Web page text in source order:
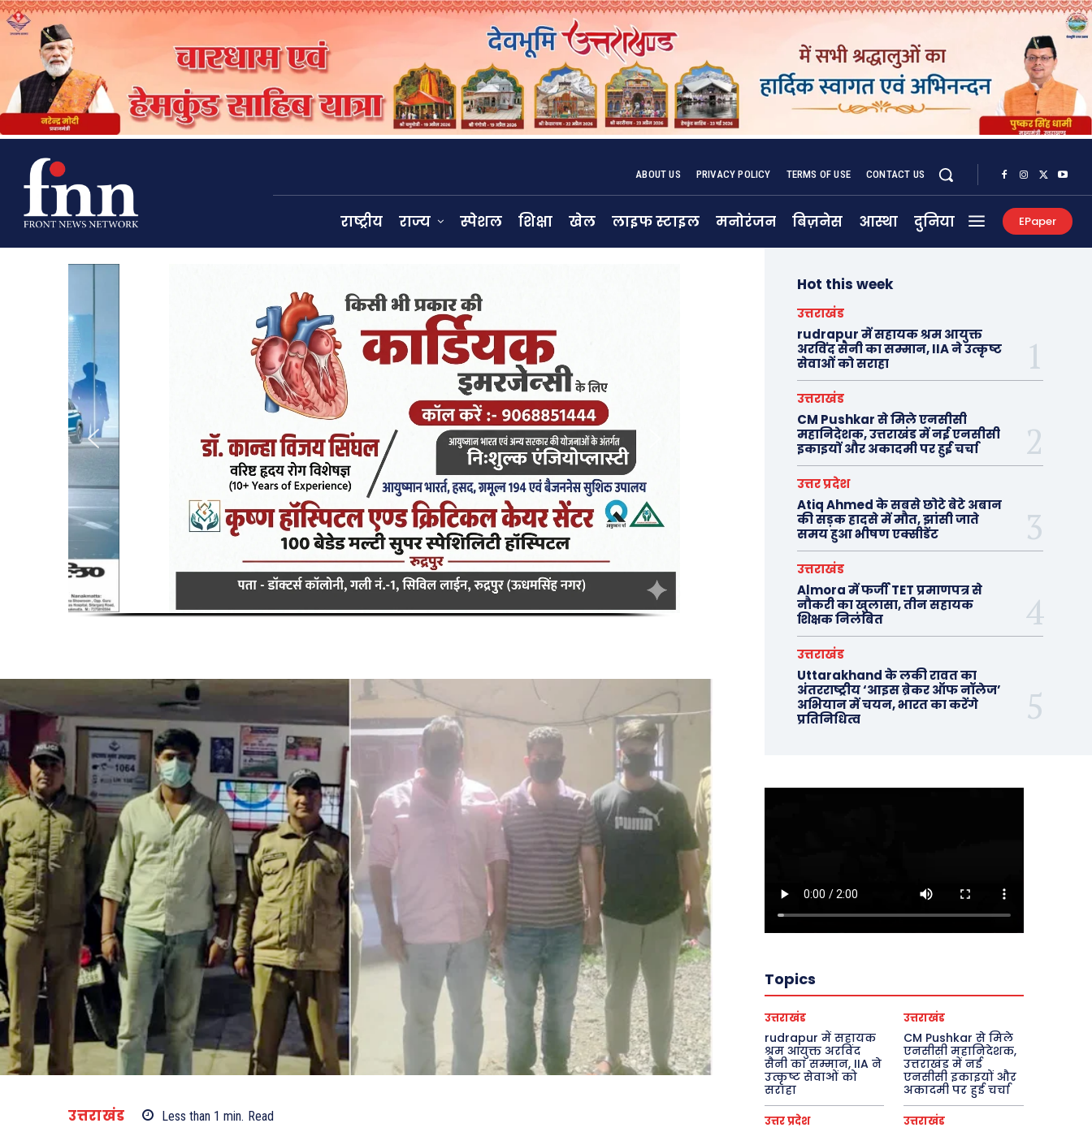
ABOUT US PRIVACY POLICY TERMS OF USE CONTACT US
राष्ट्रीय राज्य स्पेशल शिक्षा खेल लाइफ स्टाइल मनोरंजन बिज़नेस आस्था दुनिया EPaper
उत्तराखंड Less than 1 min. Read
Hot this week
उत्तराखंड
rudrapur में सहायक श्रम आयुक्त
अरविंद सैनी का सम्मान, IIA ने उत्कृष्ट
सेवाओं को सराहा
उत्तराखंड
CM Pushkar से मिले एनसीसी
महानिदेशक, उत्तराखंड में नई एनसीसी
इकाइयों और अकादमी पर हुई चर्चा
उत्तर प्रदेश
Atiq Ahmed के सबसे छोटे बेटे अबान
की सड़क हादसे में मौत, झांसी जाते
समय हुआ भीषण एक्सीडेंट
उत्तराखंड
Almora में फर्जी TET प्रमाणपत्र से
नौकरी का खुलासा, तीन सहायक
शिक्षक निलंबित
उत्तराखंड
Uttarakhand के लकी रावत का
अंतरराष्ट्रीय ‘आइस ब्रेकर ऑफ नॉलेज’
अभियान में चयन, भारत का करेंगे
प्रतिनिधित्व
Topics
उत्तराखंड
rudrapur में सहायक
श्रम आयुक्त अरविंद
सैनी का सम्मान, IIA ने
उत्कृष्ट सेवाओं को
सराहा
उत्तराखंड
CM Pushkar से मिले
एनसीसी महानिदेशक,
उत्तराखंड में नई
एनसीसी इकाइयों और
अकादमी पर हुई चर्चा
उत्तर प्रदेश उत्तराखंड